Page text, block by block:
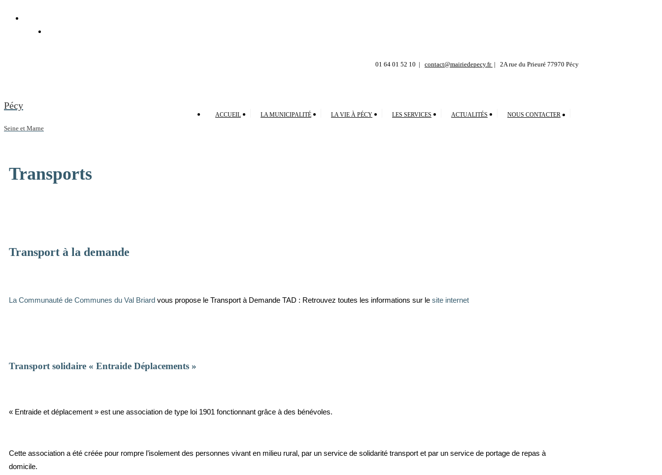
01 64 01 52 10 contact@mairiedepecy.fr 2A rue du Prieuré 77970 Pécy
Pécy
Seine et Marne
ACCUEIL LA MUNICIPALITÉ LA VIE À PÉCY LES SERVICES ACTUALITÉS NOUS CONTACTER
Transports
Transport à la demande
La Communauté de Communes du Val Briard vous propose le Transport à Demande TAD : Retrouvez toutes les informations sur le site internet
Transport solidaire « Entraide Déplacements »
« Entraide et déplacement » est une association de type loi 1901 fonctionnant grâce à des bénévoles.
Cette association a été créée pour rompre l’isolement des personnes vivant en milieu rural, par un service de solidarité transport et par un service de portage de repas à
domicile.